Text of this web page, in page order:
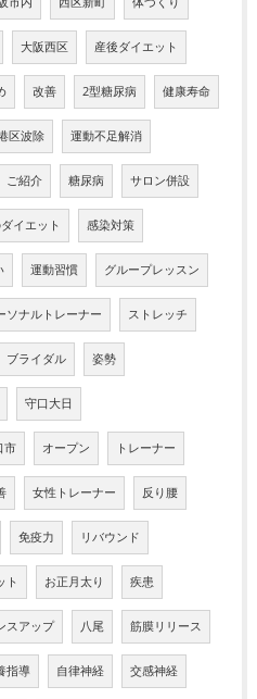
大阪西区 産後ダイエット
改善 2型糖尿病 健康寿命
区波除 運動不足解消
ご紹介 糖尿病 サロン併設
イエット 感染対策
運動習慣 グループレッスン
ソナルトレーナー ストレッチ
ブライダル 姿勢
守口大日
市 オープン トレーナー
女性トレーナー 反り腰
免疫力 リバウンド
ト お正月太り 疾患
スアップ 八尾 筋膜リリース
指導 自律神経 交感神経